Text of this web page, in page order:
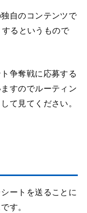
自のコンテンツで
るというもので
争奪戦に応募する
すのでルーティン
て見てください。
ートを送ることに
す。